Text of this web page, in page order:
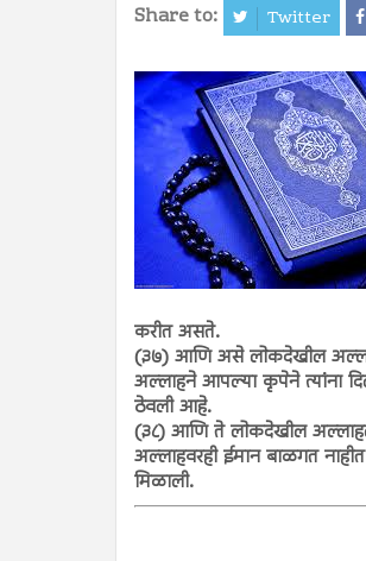
Share to: Twitter
करीत असते.
(३७) आणि असे लोकदेखील
अल्लाहने आपल्या कृपेने त्यांना
ठेवली आहे.
(३८) आणि ते लोकदेखील
अल्लाहवरही ईमान बाळगत
मिळाली.